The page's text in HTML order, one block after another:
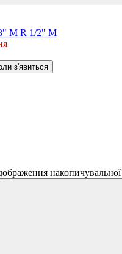
M R 1/2" M
з'явиться